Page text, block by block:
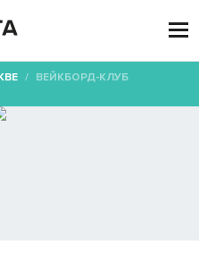

/ ВЕЙКБОРД-КЛУБ